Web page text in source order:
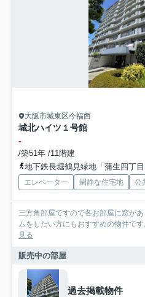
大阪市城東区今福西
城北ハイツ１号館
-
/築51年 /11階建
地下鉄長堀鶴見緑地「蒲生四丁
エレベーター 閑静な住宅地 公
三方角部屋ですので各お部屋に窓が
ムをしたい方にもおすすめの物件で
見る
販売中の部屋
過去掲載物件